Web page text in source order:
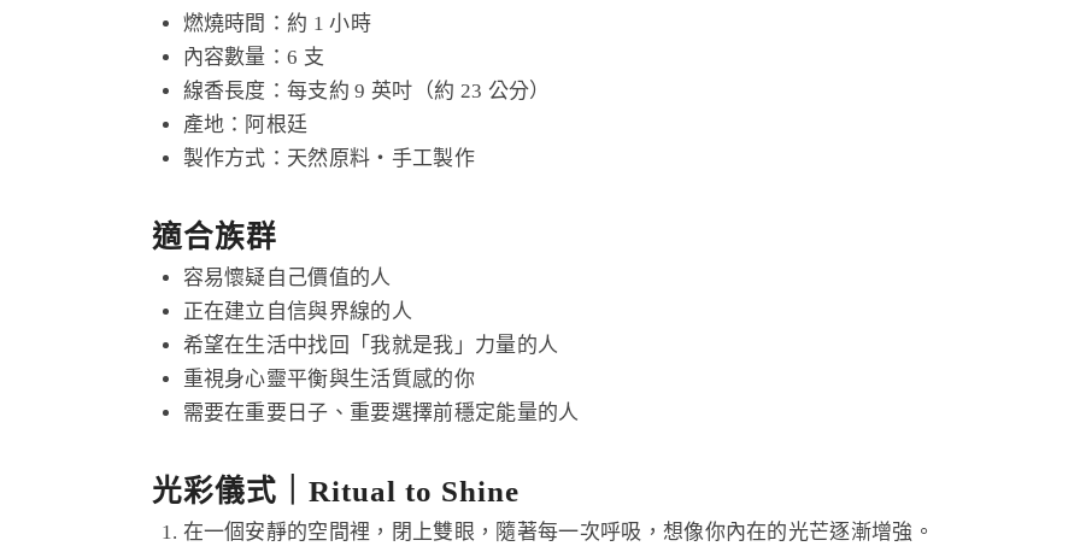
燃燒時間：約 1 小時
內容數量：6 支
線香長度：每支約 9 英吋（約 23 公分）
產地：阿根廷
製作方式：天然原料・手工製作
適合族群
容易懷疑自己價值的人
正在建立自信與界線的人
希望在生活中找回「我就是我」力量的人
重視身心靈平衡與生活質感的你
需要在重要日子、重要選擇前穩定能量的人
光彩儀式｜Ritual to Shine
在一個安靜的空間裡，閉上雙眼，隨著每一次呼吸，想像你內在的光芒逐漸增強。